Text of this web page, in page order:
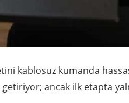
kablosuz kumanda
ancak ilk etapta